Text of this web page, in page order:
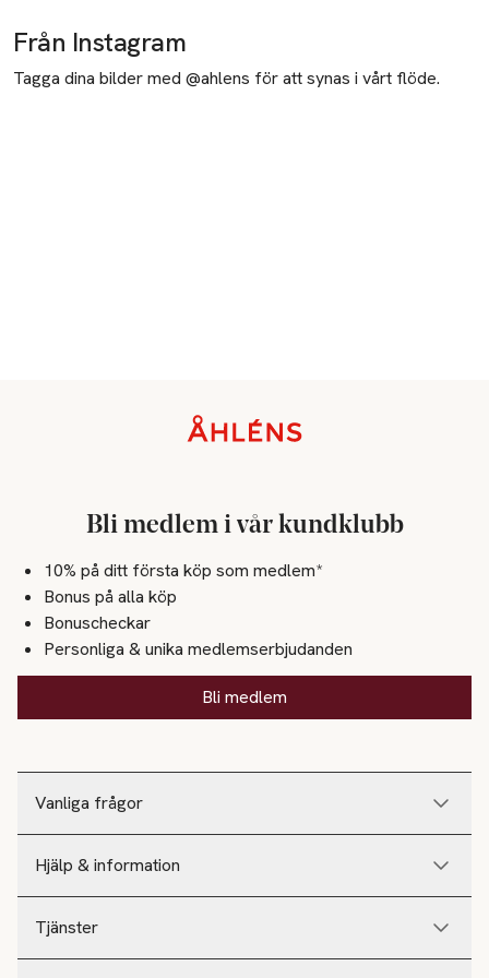
Från Instagram
Tagga dina bilder med @ahlens för att synas i vårt flöde.
Vanliga frågor
Hjälp & information
Tjänster
Bli medlem i vår kundklubb
10% på ditt första köp som medlem*
Bonus på alla köp
Bonuscheckar
Personliga & unika medlemserbjudanden
Bli medlem